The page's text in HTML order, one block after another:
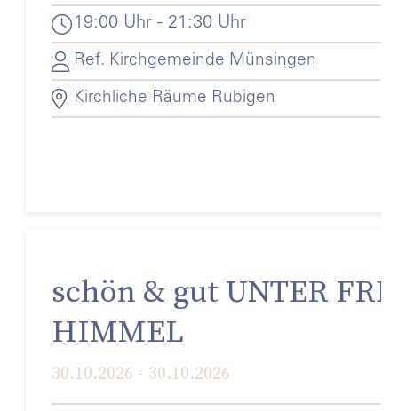
19:00 Uhr - 21:30 Uhr
Ref. Kirchgemeinde Münsingen
Kirchliche Räume Rubigen
schön & gut UNTER
HIMMEL
30.10.2026 - 30.10.2026